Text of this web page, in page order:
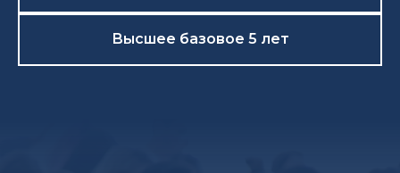
Высшее базовое 5 лет